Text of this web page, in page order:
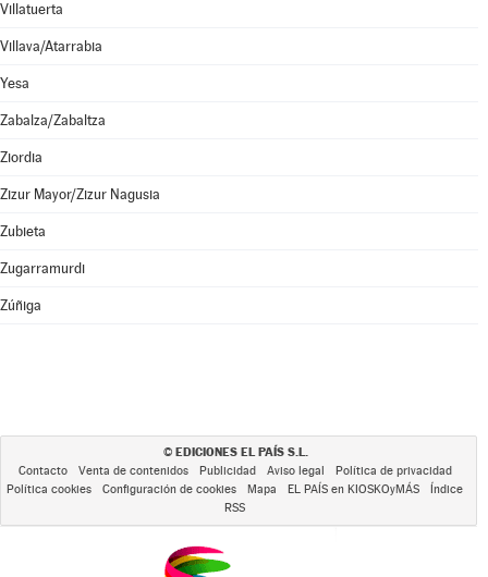
Villatuerta
Villava/Atarrabia
Yesa
Zabalza/Zabaltza
Ziordia
Zizur Mayor/Zizur Nagusia
Zubieta
Zugarramurdi
Zúñiga
© EDICIONES EL PAÍS S.L.
Contacto Venta de contenidos Publicidad Aviso legal
Política de privacidad
Política cookies
Configuración de cookies Mapa EL PAÍS en KIOSKOyMÁS
Índice
RSS